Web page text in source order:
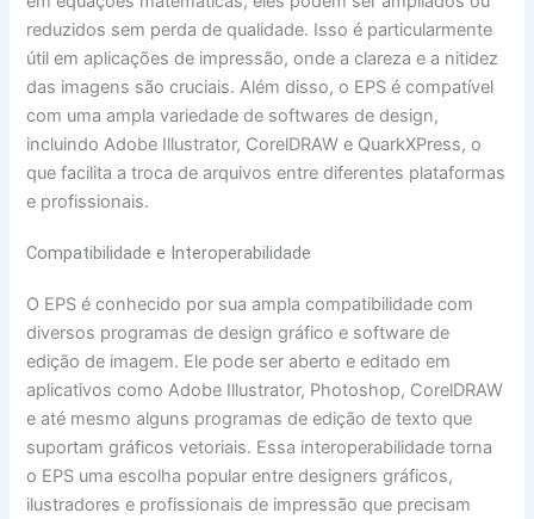
reduzidos sem perda de qualidade. Isso é particularmente
útil em aplicações de impressão, onde a clareza e a nitidez
das imagens são cruciais. Além disso, o EPS é compatível
com uma ampla variedade de softwares de design,
incluindo Adobe Illustrator, CorelDRAW e QuarkXPress, o
que facilita a troca de arquivos entre diferentes plataformas
e profissionais.
Compatibilidade e Interoperabilidade
O EPS é conhecido por sua ampla compatibilidade com
diversos programas de design gráfico e software de
edição de imagem. Ele pode ser aberto e editado em
aplicativos como Adobe Illustrator, Photoshop, CorelDRAW
e até mesmo alguns programas de edição de texto que
suportam gráficos vetoriais. Essa interoperabilidade torna
o EPS uma escolha popular entre designers gráficos,
ilustradores e profissionais de impressão que precisam